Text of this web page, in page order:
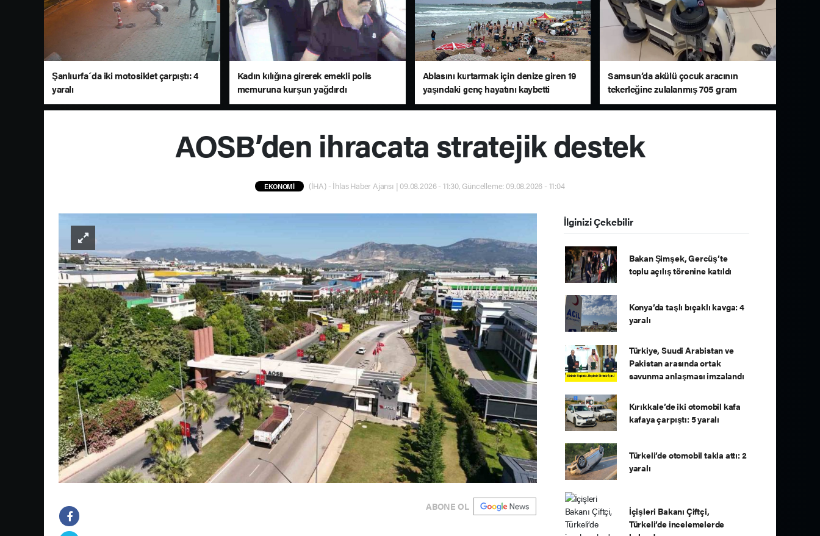
Şanlıurfa´da iki motosiklet çarpıştı: 4
yaralı
Kadın kılığına girerek emekli polis
memuruna kurşun yağdırdı
Ablasını kurtarmak için denize giren 19
yaşındaki genç hayatını kaybetti
Samsun’da akülü çocuk aracının
tekerleğine zulalanmış 705 gram
metamfetamin ele geçirildi
AOSB’den ihracata stratejik destek
EKONOMİ (İHA) - İhlas Haber Ajansı | 09.08.2026 - 11:30, Güncelleme: 09.08.2026 - 11:04
ABONE OL
İlginizi Çekebilir
Bakan Şimşek, Gercüş’te
toplu açılış törenine katıldı
Konya’da taşlı bıçaklı kavga: 4
yaralı
Türkiye, Suudi Arabistan ve
Pakistan arasında ortak
savunma anlaşması imzalandı
Kırıkkale’de iki otomobil kafa
kafaya çarpıştı: 5 yaralı
Türkeli’de otomobil takla attı: 2
yaralı
İçişleri Bakanı Çiftçi,
Türkeli’de incelemelerde